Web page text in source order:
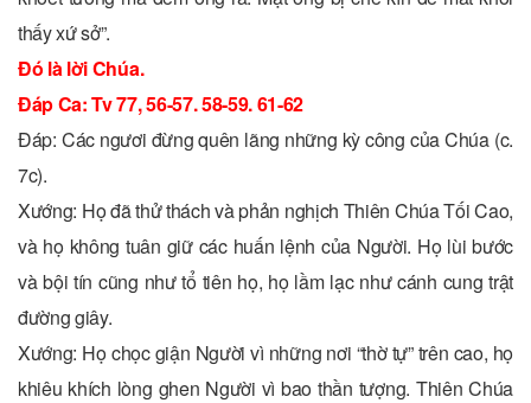
thấy xứ sở”.
Ðó là lời Chúa.
Ðáp Ca: Tv 77, 56-57. 58-59. 61-62
Ðáp: Các ngươi đừng quên lãng những kỳ công của Chúa (c.
7c).
Xướng: Họ đã thử thách và phản nghịch Thiên Chúa Tối Cao,
và họ không tuân giữ các huấn lệnh của Người. Họ lùi bước
và bội tín cũng như tổ tiên họ, họ lầm lạc như cánh cung trật
đường giây.
Xướng: Họ chọc giận Người vì những nơi “thờ tự” trên cao, họ
khiêu khích lòng ghen Người vì bao thần tượng. Thiên Chúa